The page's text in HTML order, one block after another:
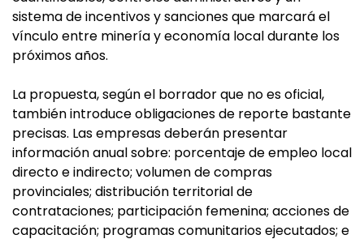
sistema de incentivos y sanciones que marcará el
vínculo entre minería y economía local durante los
próximos años.
La propuesta, según el borrador que no es oficial,
también introduce obligaciones de reporte bastante
precisas. Las empresas deberán presentar
información anual sobre: porcentaje de empleo local
directo e indirecto; volumen de compras
provinciales; distribución territorial de
contrataciones; participación femenina; acciones de
capacitación; programas comunitarios ejecutados; e